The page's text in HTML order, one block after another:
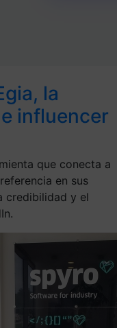
la
influencer
que conecta a
en sus
credibilidad y el